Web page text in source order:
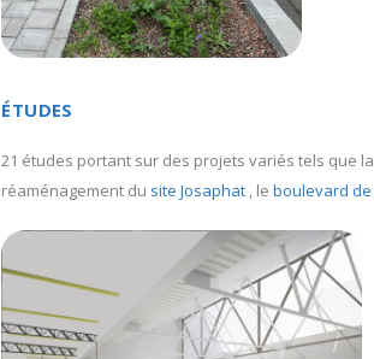
ÉTUDES
21 études portant sur des projets variés tels que
réaménagement du site Josaphat , leboulevard